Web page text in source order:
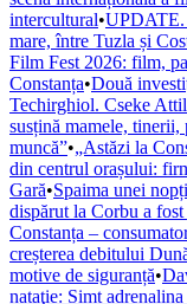
intercultural•UPDATE.
mare, între Tuzla și
Film Fest 2026: film,
Constanța•Două
Techirghiol. Cseke
susțină mamele, tinerii,
muncă”•„Astăzi la
din centrul orașului:
Gară•Spaima unei
dispărut la Corbu a fost
Constanța –
creșterea debitului
motive de siguranță•
nataţie: Simt